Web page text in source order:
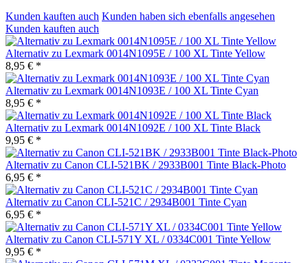
Kunden kauften auch Kunden haben sich ebenfalls angesehen
Kunden kauften auch
Alternativ zu Lexmark 0014N1095E / 100 XL Tinte Yellow
8,95 € *
Alternativ zu Lexmark 0014N1093E / 100 XL Tinte Cyan
8,95 € *
Alternativ zu Lexmark 0014N1092E / 100 XL Tinte Black
9,95 € *
Alternativ zu Canon CLI-521BK / 2933B001 Tinte Black-Photo
6,95 € *
Alternativ zu Canon CLI-521C / 2934B001 Tinte Cyan
6,95 € *
Alternativ zu Canon CLI-571Y XL / 0334C001 Tinte Yellow
9,95 € *